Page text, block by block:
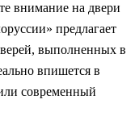
внимание на двери
предлагает
выполненных в
впишется в
современный